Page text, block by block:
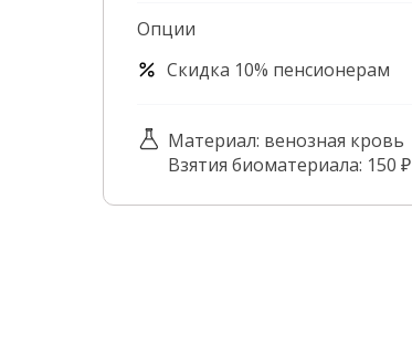
Опции
Скидка 10% пенсионерам
Материал: венозная кровь
Взятия биоматериала: 150 ₽